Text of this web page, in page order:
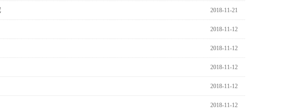
2018-11-21
2018-11-12
2018-11-12
2018-11-12
2018-11-12
2018-11-12